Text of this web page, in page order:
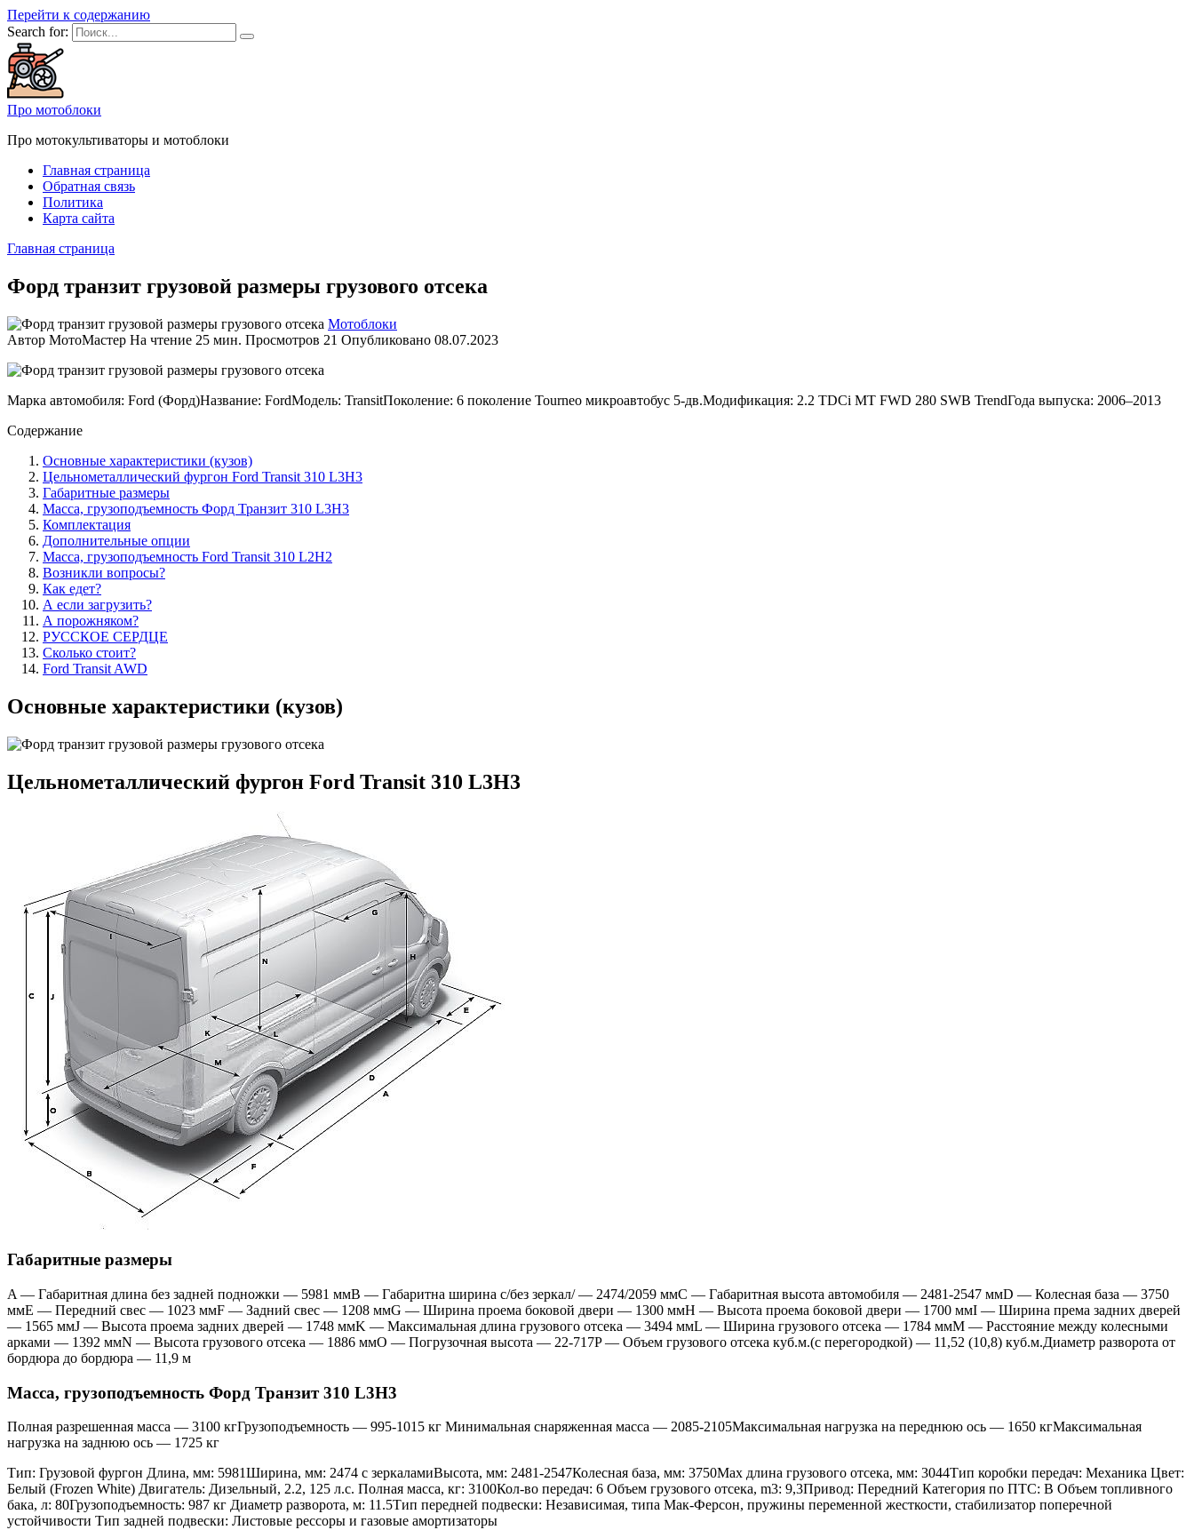
Перейти к содержанию
Search for:
Про мотоблоки
Про мотокультиваторы и мотоблоки
Главная страница
Обратная связь
Политика
Карта сайта
Главная страница
Форд транзит грузовой размеры грузового отсека
Мотоблоки
Автор МотоМастер На чтение 25 мин. Просмотров 21 Опубликовано 08.07.2023
Марка автомобиля: Ford (Форд)Название: FordМодель: TransitПоколение: 6 поколение Tourneo микроавтобус 5-дв.Модификация: 2.2 TDCi MT FWD 280 SWB TrendГода выпуска: 2006–2013
Содержание
Основные характеристики (кузов)
Цельнометаллический фургон Ford Transit 310 L3H3
Габаритные размеры
Масса, грузоподъемность Форд Транзит 310 L3H3
Комплектация
Дополнительные опции
Масса, грузоподъемность Ford Transit 310 L2H2
Возникли вопросы?
Как едет?
А если загрузить?
А порожняком?
РУССКОЕ СЕРДЦЕ
Сколько стоит?
Ford Transit AWD
Основные характеристики (кузов)
Цельнометаллический фургон Ford Transit 310 L3H3
Габаритные размеры
A — Габаритная длина без задней подножки — 5981 ммВ — Габаритна ширина с/без зеркал/ — 2474/2059 ммС — Габаритная высота автомобиля — 2481-2547 ммD — Колесная база — 3750
ммE — Передний свес — 1023 ммF — Задний свес — 1208 ммG — Ширина проема боковой двери — 1300 ммH — Высота проема боковой двери — 1700 ммI — Ширина према задних дверей
— 1565 ммJ — Высота проема задних дверей — 1748 ммK — Максимальная длина грузового отсека — 3494 ммL — Ширина грузового отсека — 1784 ммM — Расстояние между колесными
арками — 1392 ммN — Высота грузового отсека — 1886 ммO — Погрузочная высота — 22-717P — Объем грузового отсека куб.м.(с перегородкой) — 11,52 (10,8) куб.м.Диаметр разворота от
бордюра до бордюра — 11,9 м
Масса, грузоподъемность Форд Транзит 310 L3H3
Полная разрешенная масса — 3100 кгГрузоподъемность — 995-1015 кг Минимальная снаряженная масса — 2085-2105Максимальная нагрузка на переднюю ось — 1650 кгМаксимальная
нагрузка на заднюю ось — 1725 кг
Тип: Грузовой фургон Длина, мм: 5981Ширина, мм: 2474 с зеркаламиВысота, мм: 2481-2547Колесная база, мм: 3750Max длина грузового отсека, мм: 3044Тип коробки передач: Механика Цвет:
Белый (Frozen White) Двигатель: Дизельный, 2.2, 125 л.с. Полная масса, кг: 3100Кол-во передач: 6 Объем грузового отсека, m3: 9,3Привод: Передний Категория по ПТС: B Объем топливного
бака, л: 80Грузоподъемность: 987 кг Диаметр разворота, м: 11.5Тип передней подвески: Независимая, типа Мак-Ферсон, пружины переменной жесткости, стабилизатор поперечной
устойчивости Тип задней подвески: Листовые рессоры и газовые амортизаторы